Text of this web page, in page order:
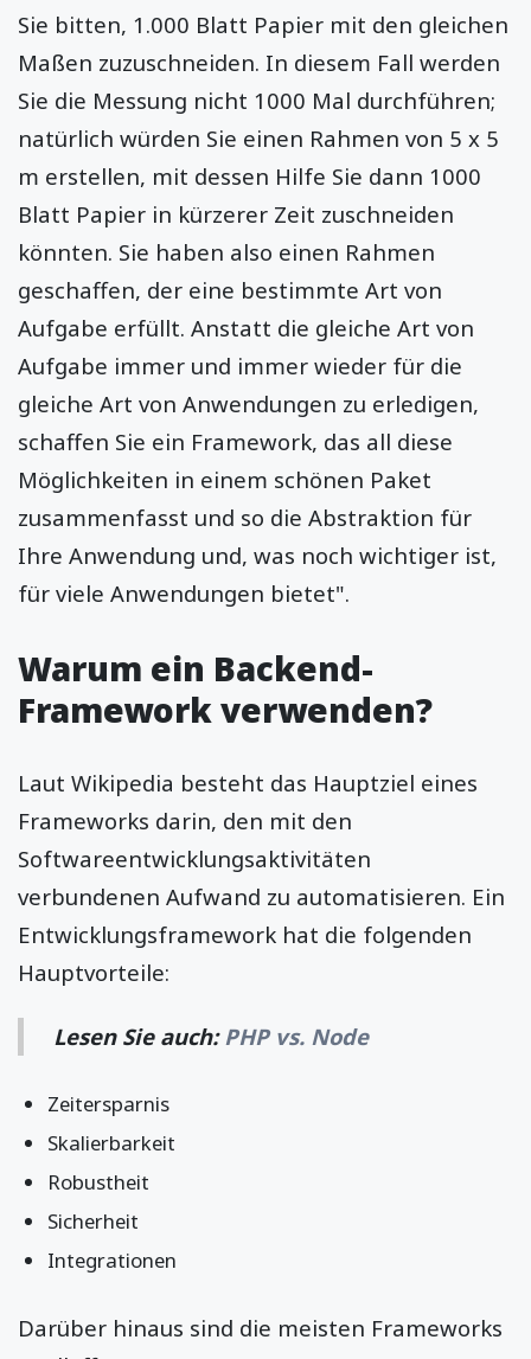
Sie bitten, 1.000 Blatt Papier mit den gleichen
Maßen zuzuschneiden. In diesem Fall werden
Sie die Messung nicht 1000 Mal durchführen;
natürlich würden Sie einen Rahmen von 5 x 5
m erstellen, mit dessen Hilfe Sie dann 1000
Blatt Papier in kürzerer Zeit zuschneiden
könnten. Sie haben also einen Rahmen
geschaffen, der eine bestimmte Art von
Aufgabe erfüllt. Anstatt die gleiche Art von
Aufgabe immer und immer wieder für die
gleiche Art von Anwendungen zu erledigen,
schaffen Sie ein Framework, das all diese
Möglichkeiten in einem schönen Paket
zusammenfasst und so die Abstraktion für
Ihre Anwendung und, was noch wichtiger ist,
für viele Anwendungen bietet".
Warum ein Backend-
Framework verwenden?
Laut Wikipedia besteht das Hauptziel eines
Frameworks darin, den mit den
Softwareentwicklungsaktivitäten
verbundenen Aufwand zu automatisieren. Ein
Entwicklungsframework hat die folgenden
Hauptvorteile:
Lesen Sie auch:PHP vs. Node
Zeitersparnis
Skalierbarkeit
Robustheit
Sicherheit
Integrationen
Darüber hinaus sind die meisten Frameworks